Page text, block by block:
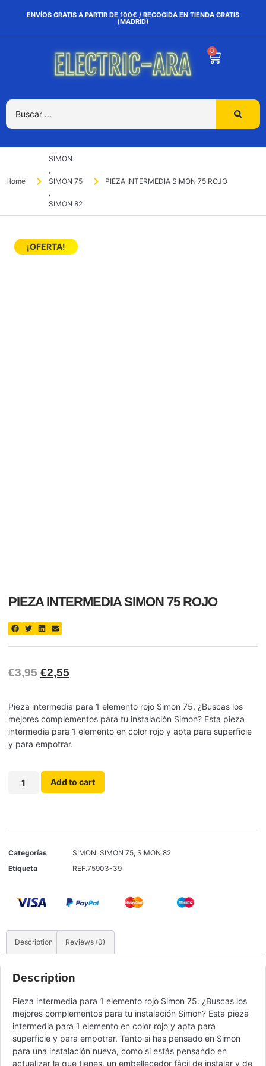
ENVÍOS GRATIS A PARTIR DE 100€ / RECOGIDA EN TIENDA GRATIS
(MADRID)
0
Home
SIMON
,
SIMON 75
,
SIMON 82
PIEZA INTERMEDIA SIMON 75 ROJO
¡OFERTA!
PIEZA INTERMEDIA SIMON 75 ROJO
€3,95 €2,55
Pieza intermedia para 1 elemento rojo Simon 75. ¿Buscas los
mejores complementos para tu instalación Simon? Esta pieza
intermedia para 1 elemento en color rojo y apta para superficie
y para empotrar.
Add to cart
Categorías SIMON, SIMON 75, SIMON 82
Etiqueta
REF.75903-39
Description Reviews (0)
Description
Pieza intermedia para 1 elemento rojo Simon 75. ¿Buscas los
mejores complementos para tu instalación Simon? Esta pieza
intermedia para 1 elemento en color rojo y apta para
superficie y para empotrar. Tanto si has pensado en Simon
para una instalación nueva, como si estás pensando en
actualizar la que tienes, un embellecedor fácil de instalar y de